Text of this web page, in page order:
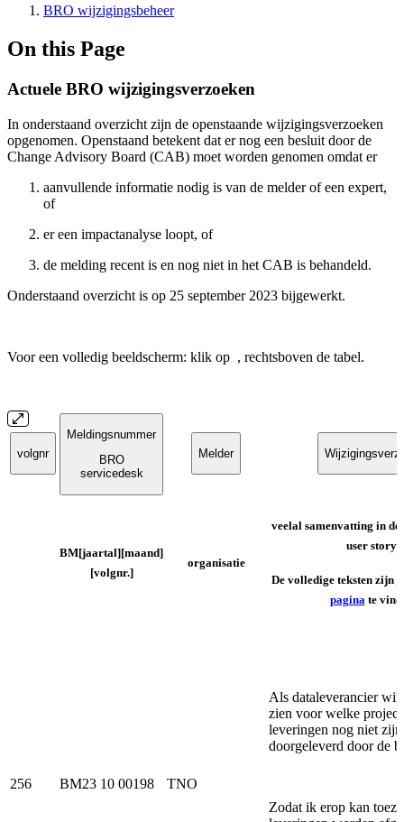
BRO wijzigingsbeheer
On this Page
Actuele BRO wijzigingsverzoeken
In onderstaand overzicht zijn de openstaande wijzigingsverzoeken
opgenomen. Openstaand betekent dat er nog een besluit door de
Change Advisory Board (CAB) moet worden genomen omdat er
aanvullende informatie nodig is van de melder of een expert,
of
er een impactanalyse loopt, of
de melding recent is en nog niet in het CAB is behandeld.
Onderstaand overzicht is op 25 september 2023 bijgewerkt.
Voor een volledig beeldscherm: klik op , rechtsboven de tabel.
volgnr
Meldingsnummer
BRO
servicedesk
Melder
BM[jaartal][maand]
[volgnr.]
organisatie
veelal samenvatting in de
user story
De volledige teksten zijn
paginate
256 BM23 10 00198 TNO
Als dataleverancier wil
zien voor welke
leveringen nog niet zijn
doorgeleverd door de
Zodat ik erop kan